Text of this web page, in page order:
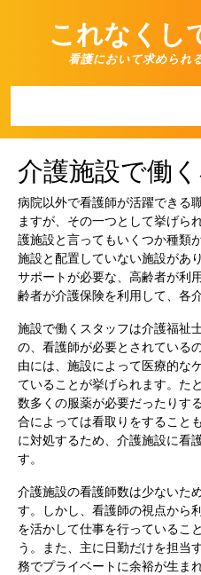
contentこれなくし
看護において求められ
介護施設で働
病院以外で看護師が活躍できる
ますが、その一つとして挙げら
護施設と言ってもいくつか種類
施設と配置していない施設があ
サポートが必要な、高齢者が利
齢者が介護保険を利用して、各
施設で働くスタッフは介護福祉
の、看護師が必要とされている
由には、施設によって医療的な
ていることが挙げられます。た
数多くの服薬が必要だったりす
合によっては看取りをすること
に対処するため、介護施設に看
す。
介護施設の看護師数は少ないた
す。しかし、看護師の視点から
を活かして仕事を行っているこ
う。また、主に日勤だけを担当
務でプライベートに余裕が生ま